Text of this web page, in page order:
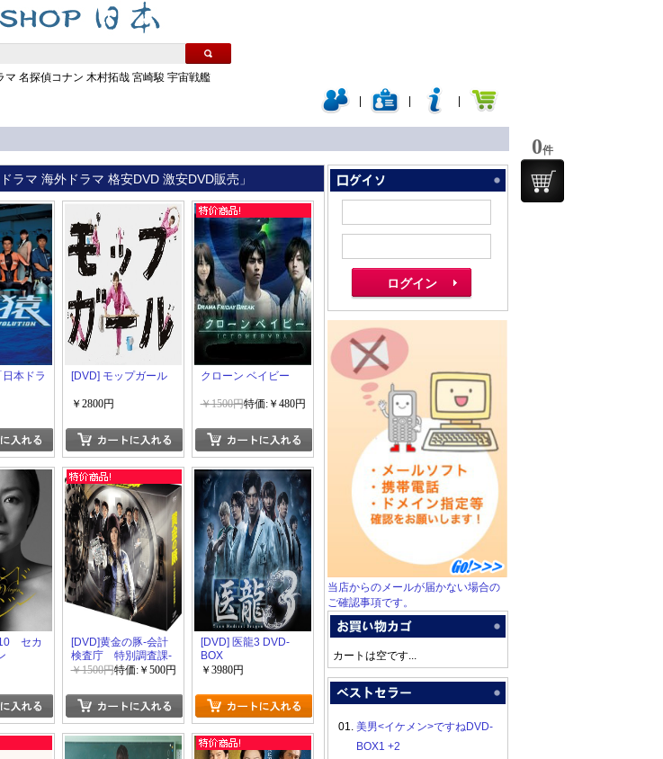
マ 名探偵コナン 木村拓哉 宮崎駿 宇宙戦艦
ラマ 海外ドラマ 格安DVD 激安DVD販売」
本ドラ
[DVD] モップガール
￥2800円
クローン ベイビー
￥1500円特価:￥480円
セカ
[DVD]黄金の豚-会計
検査庁 特別調査課-
「日本ドラマ アクシ
￥1500円特価:￥500円
[DVD] 医龍3 DVD-
BOX
￥3980円
当店からのメールが届かない場合の
ご確認事項です。
カートは空です...
01. 美男<イケメン>ですねDVD-
BOX1 +2
0件